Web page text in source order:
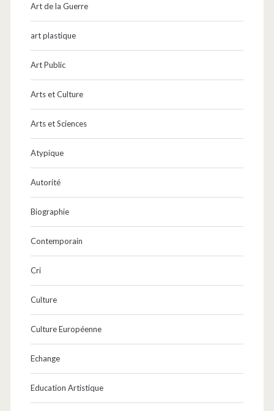
Art de la Guerre
art plastique
Art Public
Arts et Culture
Arts et Sciences
Atypique
Autorité
Biographie
Contemporain
Cri
Culture
Culture Européenne
Echange
Education Artistique